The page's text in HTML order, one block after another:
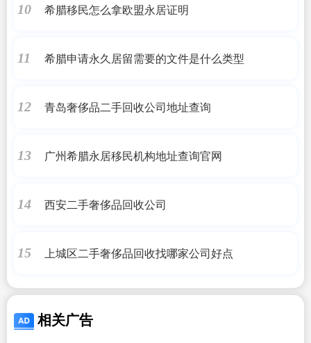
10 希腊移民怎么拿欧盟永居证明
11 希腊申请永久居留需要的文件是什么类型
12 青岛奢侈品二手回收公司地址查询
13 广州希腊永居移民机构地址查询官网
14 西安二手奢侈品回收公司
15 上城区二手奢侈品回收找哪家公司好点
相关广告